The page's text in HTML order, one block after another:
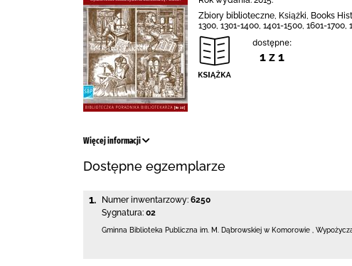
Zbiory biblioteczne, Książki, Books
1300, 1301-1400, 1401-1500, 1601-1700,
dostępne:
1 z 1
Więcej informacji
Dostępne egzemplarze
1. Numer inwentarzowy: 6250
Sygnatura: 02
Gminna Biblioteka Publiczna im. M. Dąbrowskiej w Komorowie